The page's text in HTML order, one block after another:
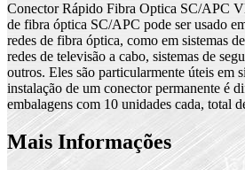
Conector Rápido Fibra Optica SC/APC
de fibra óptica SC/APC pode ser usado
redes de fibra óptica, como em sistemas
redes de televisão a cabo, sistemas de
outros. Eles são particularmente úteis em
instalação de um conector permanente é
embalagens com 10 unidades cada, total
Mais Informações